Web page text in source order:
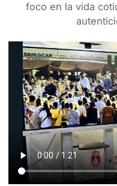
foco en la vida